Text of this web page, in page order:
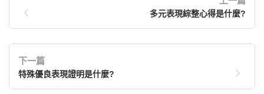
多元表現綜整心得是什麼?
下一篇
特殊優良表現證明是什麼?